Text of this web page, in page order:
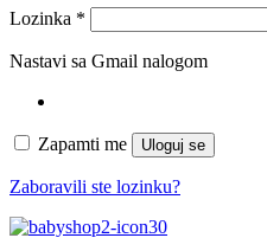
Lozinka *
Nastavi sa Gmail nalogom
Zapamti me Uloguj se
Zaboravili ste lozinku?
0